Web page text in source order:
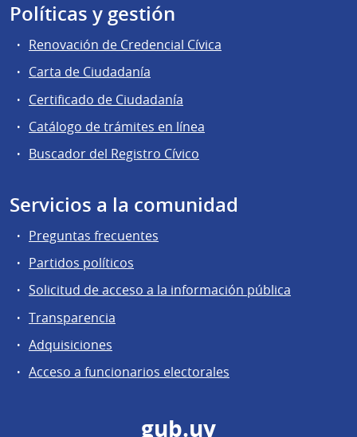
Políticas y gestión
Renovación de Credencial Cívica
Carta de Ciudadanía
Certificado de Ciudadanía
Catálogo de trámites en línea
Buscador del Registro Cívico
Servicios a la comunidad
Preguntas frecuentes
Partidos políticos
Solicitud de acceso a la información pública
Transparencia
Adquisiciones
Acceso a funcionarios electorales
gub.uy